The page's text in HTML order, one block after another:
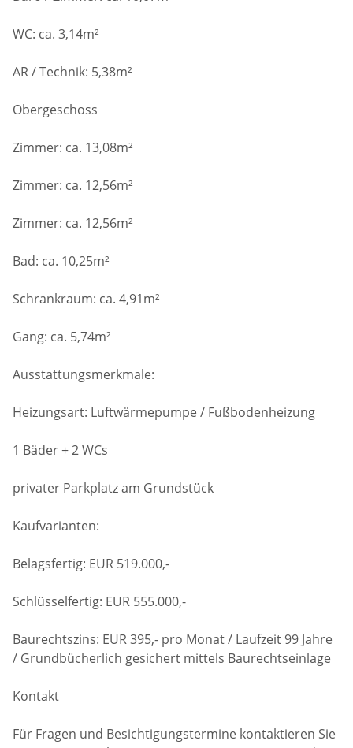
WC: ca. 3,14m²
AR / Technik: 5,38m²
Obergeschoss
Zimmer: ca. 13,08m²
Zimmer: ca. 12,56m²
Zimmer: ca. 12,56m²
Bad: ca. 10,25m²
Schrankraum: ca. 4,91m²
Gang: ca. 5,74m²
Ausstattungsmerkmale:
Heizungsart: Luftwärmepumpe / Fußbodenheizung
1 Bäder + 2 WCs
privater Parkplatz am Grundstück
Kaufvarianten:
Belagsfertig: EUR 519.000,-
Schlüsselfertig: EUR 555.000,-
Baurechtszins: EUR 395,- pro Monat / Laufzeit 99 Jahre
/ Grundbücherlich gesichert mittels Baurechtseinlage
Kontakt
Für Fragen und Besichtigungstermine kontaktieren Sie